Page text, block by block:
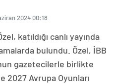
2024 00:18
katıldığı canlı yayında
bulundu. Özel, İBB
gazetecilerle birlikte
2027 Avrupa Oyunları